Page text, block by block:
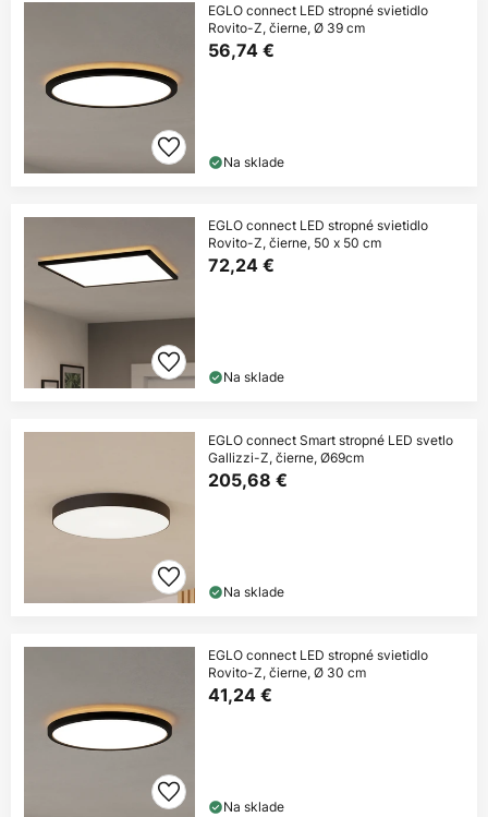
EGLO connect LED stropné svietidlo
Rovito-Z, čierne, Ø 39 cm
56,74 €
Na sklade
EGLO connect LED stropné svietidlo
Rovito-Z, čierne, 50 x 50 cm
72,24 €
Na sklade
EGLO connect Smart stropné LED svetlo
Gallizzi-Z, čierne, Ø69cm
205,68 €
Na sklade
EGLO connect LED stropné svietidlo
Rovito-Z, čierne, Ø 30 cm
41,24 €
Na sklade